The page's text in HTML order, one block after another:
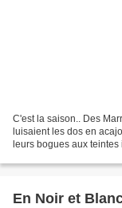
C'est la saison.. Des
luisaient les dos en
leurs bogues aux
En Noir et